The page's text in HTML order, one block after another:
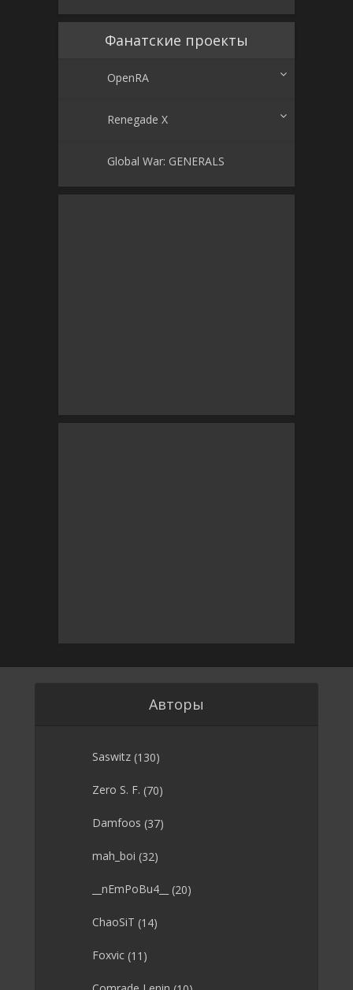
Фанатские проекты
OpenRA
Renegade X
Global War: GENERALS
Авторы
Saswitz (130)
Zero S. F. (70)
Damfoos (37)
mah_boi (32)
__nEmPoBu4__ (20)
ChaoSiT (14)
Foxvic (11)